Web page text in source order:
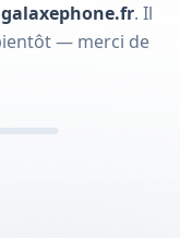
galaxephone.fr. Il
— merci de